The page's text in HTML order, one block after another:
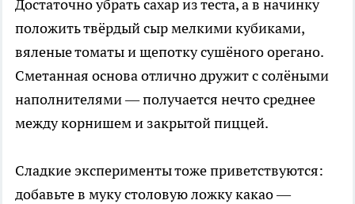
Достаточно убрать сахар из теста, а в начинку
положить твёрдый сыр мелкими кубиками,
вяленые томаты и щепотку сушёного орегано.
Сметанная основа отлично дружит с солёными
наполнителями — получается нечто среднее
между корнишем и закрытой пиццей.
Сладкие эксперименты тоже приветствуются:
добавьте в муку столовую ложку какао —